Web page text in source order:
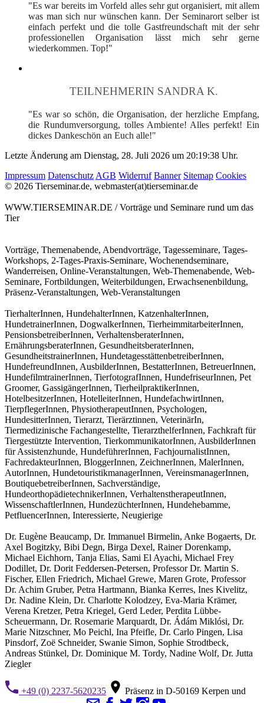
"Es war bereits im Vorfeld alles sehr gut organisiert, mit allem
was man sich nur wünschen kann. Der Seminarort selber ist
einfach perfekt und die tolle Gastfreundschaft mit der sehr
professionellen Organisation lässt mich sehr gerne
wiederkommen. Top!"
TEILNEHMERIN SANDRA K.
"Es war so schön, die Organisation, der herzliche Empfang,
die Rundumversorgung, tolles Ambiente! Alles perfekt! Ein
dickes Dankeschön an Euch alle!"
Letzte Änderung am Dienstag, 28. Juli 2026 um 20:19:38 Uhr.
Impressum DatenschutzAGB Widerruf Banner Sitemap Cookies
© 2026 Tierseminar.de, webmaster(at)tierseminar.de
WWW.TIERSEMINAR.DE / Vorträge und Seminare rund um das
Tier
Vorträge, Themenabende, Abendvorträge, Tagesseminare, Tages-
Workshops, 2-Tages-Praxis-Seminare, Wochenendseminare,
Wanderreisen, Online-Veranstaltungen, Web-Themenabende, Web-
Seminare, Fortbildungen, Weiterbildungen, Erwachsenenbildung,
Präsenz-Veranstaltungen, Web-Veranstaltungen
TierhalterInnen, HundehalterInnen, KatzenhalterInnen,
HundetrainerInnen, DogwalkerInnen, TierheimmitarbeiterInnen,
PensionsbetreiberInnen, VerhaltensberaterInnen,
ErnährungsberaterInnen, GesundheitsberaterInnen,
GesundheitstrainerInnen, HundetagesstättenbetreiberInnen,
HundefreundInnen, AusbilderInnen, BestatterInnen, BetreuerInnen,
HundefilmtrainerInnen, TierfotografInnen, HundefriseurInnen, Pet
Groomer, GassigängerInnen, TierheilpraktikerInnen,
HotelbesitzerInnen, HotelleiterInnen, HundefachwirtInnen,
TierpflegerInnen, PhysiotherapeutInnen, Psychologen,
HundesitterInnen, Tierarzt, Tierärztinnen, VeterinärIn,
Tiermedizinische Fachangestellte, TierarzthelferInnen, Fachkraft für
Tiergestützte Intervention, TierkommunikatorInnen, AusbilderInnen
für Assistenzhunde, HundeführerInnen, FachjournalistInnen,
FachredakteurInnen, BloggerInnen, ZeichnerInnen, MalerInnen,
AutorInnen, HundetouristikmanagerInnen, VereinsmanagerInnen,
BoutiquebetreiberInnen, Sachverständige,
HundeorthopädietechnikerInnen, VerhaltenstherapeutInnen,
WissenschaftlerInnen, HundezüchterInnen, Hundehebamme,
PetfluencerInnen, Interessierte, Neugierige
Dr. Eugène Beaucamp, Dr. Immanuel Birmelin, Anke Bogaerts, Dr.
Axel Bogitzky, Bibi Degn, Birga Dexel, Rainer Dorenkamp,
Michael Eichhorn, Tanja Elias, Sami El Ayachi, Michael Frey
Dodillet, Dr. Dorit Feddersen-Petersen, Professor Dr. Martin S.
Fischer, Ellen Friedrich, Michael Grewe, Maren Grote, Professor
Dr. Achim Gruber, Petra Hartmann, Bianka Kerres, Ines Kivelitz,
Dr. Nadine Klein, Dr. Charlotte Kolodzey, Eva-Maria Krämer,
Verena Kretzer, Petra Kriegel, Gerd Leder, Perdita Lübbe-
Scheuermann, Dr. Rosemarie Marquardt, Dr. Ádám Miklósi, Dr.
Marie Nitzschner, Mo Peichl, Ina Pfeifle, Dr. Carlo Pingen, Lisa
Pinsdorf, Zoë Schneider, Swanie Simon, Sophie Strodtbeck,
Andreas Stünkel, Dr. Dominique M. Tordy, Nadine Wolf, Dr. Jutta
Ziegler
+49 (0) 2237-5620235
Präsenz in D-50169 Kerpen und